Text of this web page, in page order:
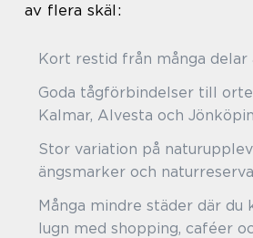
av flera skäl:
Kort restid från många delar
Goda tågförbindelser till
Kalmar, Alvesta och
Stor variation på
ängsmarker och
Många mindre städer där du
lugn med shopping, caféer